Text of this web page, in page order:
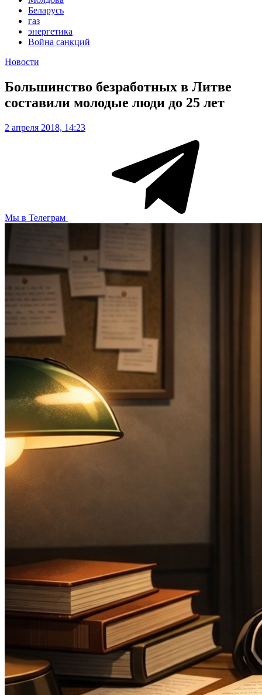
Беларусь
газ
энергетика
Война санкций
Новости
Большинство безработных в Литве
составили молодые люди до 25 лет
2 апреля 2018, 14:23
Мы в Телеграм